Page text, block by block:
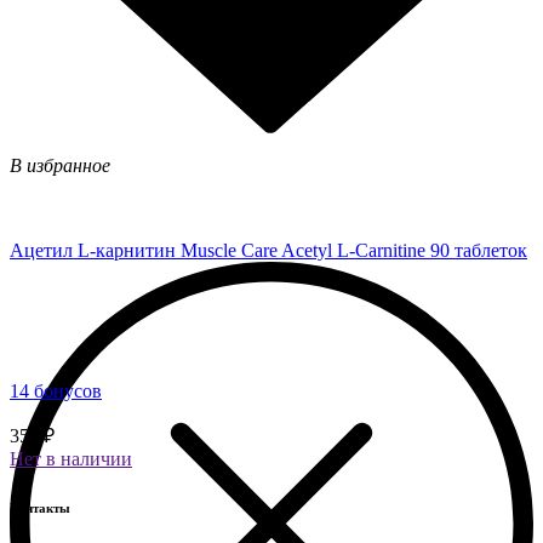
В избранное
Ацетил L-карнитин Muscle Care Acetyl L-Carnitine 90 таблеток
14 бонусов
350 ₽
Нет в наличии
Контакты